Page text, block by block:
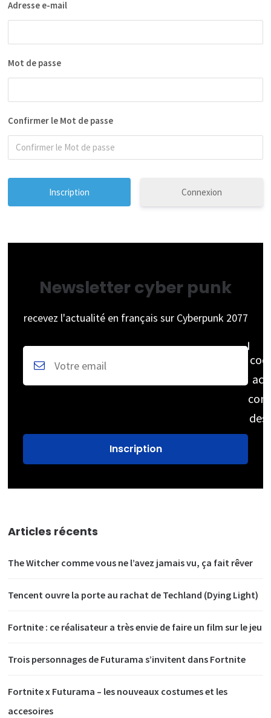
Adresse e-mail
Mot de passe
Confirmer le Mot de passe
Connexion
Newsletter cyber punk
recevez l'actualité en français sur Cyberpunk 2077
des
Articles récents
The Witcher comme vous ne l’avez jamais vu, ça fait rêver
Tencent ouvre la porte au rachat de Techland (Dying Light)
Fortnite : ce réalisateur a très envie de faire un film sur le jeu
Trois personnages de Futurama s’invitent dans Fortnite
Fortnite x Futurama – les nouveaux costumes et les
accesoires